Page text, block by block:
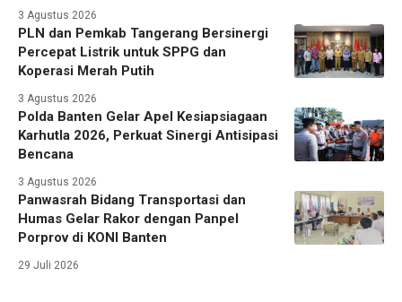
3 Agustus 2026
PLN dan Pemkab Tangerang Bersinergi
Percepat Listrik untuk SPPG dan
Koperasi Merah Putih
3 Agustus 2026
Polda Banten Gelar Apel Kesiapsiagaan
Karhutla 2026, Perkuat Sinergi Antisipasi
Bencana
3 Agustus 2026
Panwasrah Bidang Transportasi dan
Humas Gelar Rakor dengan Panpel
Porprov di KONI Banten
29 Juli 2026